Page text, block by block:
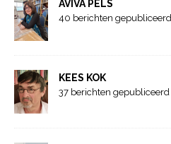
AVIVA PELS
40 berichten gepubliceerd
KEES KOK
37 berichten gepubliceerd